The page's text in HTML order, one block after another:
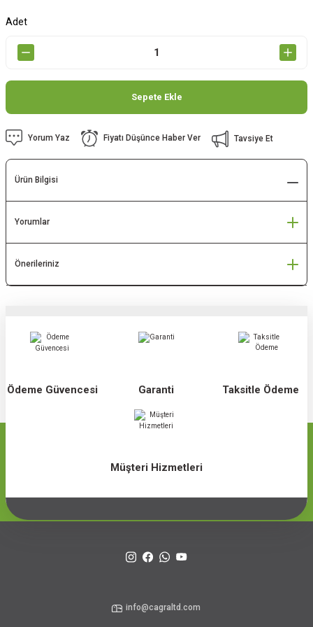
Adet
Sepete Ekle
Yorum Yaz Fiyatı Düşünce Haber Ver Tavsiye Et
Ürün Bilgisi
Yorumlar
Önerileriniz
Ödeme Güvencesi Garanti Taksitle Ödeme
Müşteri Hizmetleri
info@cagraltd.com